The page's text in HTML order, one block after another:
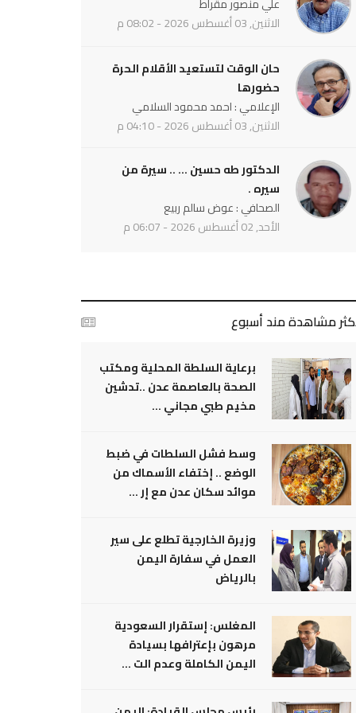
الاثنين, 03 أغسطس 2026 - 08:02 م
حان الوقت لتستعيد الأقلام الحرة
حضورها
الإعلامي : احمد محمود السلامي
الاثنين, 03 أغسطس 2026 - 04:10 م
الدكتور طه حسين ... .. سيرة من
سيره .
الصحافي : عوض سالم ربيع
الأحد, 02 أغسطس 2026 - 06:07 م
مشاهدة مند أسبوع
برعاية السلطة المحلية ومكتب
الصحة بالعاصمة عدن ..تدشين
مخيم طبي مجاني ...
وسط فشل السلطات في ضبط
الوضع .. إختفاء الأسماك من
موائد سكان عدن مع إر ...
وزيرة الخارجية تطلع على سير
العمل في سفارة اليمن
بالرياض
المغلس: إستقرار السعودية
مرهون بإعترافها بسيادة
اليمن الكاملة وعدم الت ...